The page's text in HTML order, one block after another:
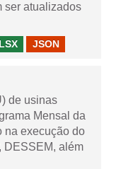
ser atualizados
JSON
de usinas
Mensal da
na execução do
DESSEM, além